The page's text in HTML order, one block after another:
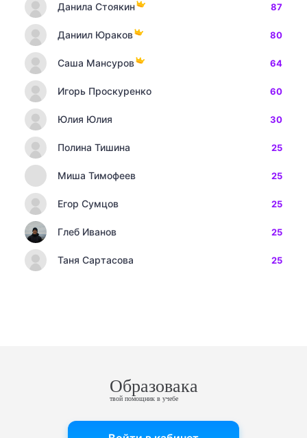
Данила Стоякин 87
Даниил Юраков 80
Саша Мансуров 64
Игорь Проскуренко 60
Юлия Юлия 30
Полина Тишина 25
Миша Тимофеев 25
Егор Сумцов 25
Глеб Иванов 25
Таня Сартасова 25
Образовака
твой помощник в учебе